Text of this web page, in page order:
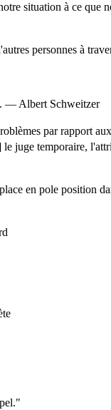
situation à ce que
personnes à
— Albert Schweitzer
par rapport
juge temporaire,
en pole position